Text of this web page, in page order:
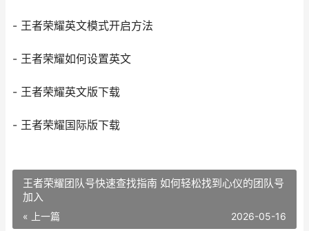
- 王者荣耀英文模式开启方法
- 王者荣耀如何设置英文
- 王者荣耀英文版下载
- 王者荣耀国际版下载
王者荣耀团队号快速查找指南 如何轻松找到心仪的团队号
加入
« 上一篇 2026-05-16